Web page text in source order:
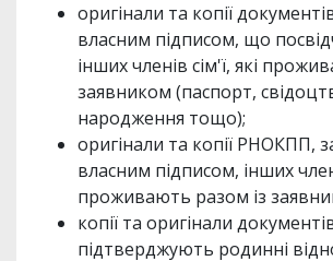
оригінали та копії
власним підписом, що
інших членів сім'ї, які
заявником (паспорт,
народження тощо);
оригінали та копії РНОКПП,
власним підписом, інших
проживають разом із
копії та оригінали
підтверджують родинні